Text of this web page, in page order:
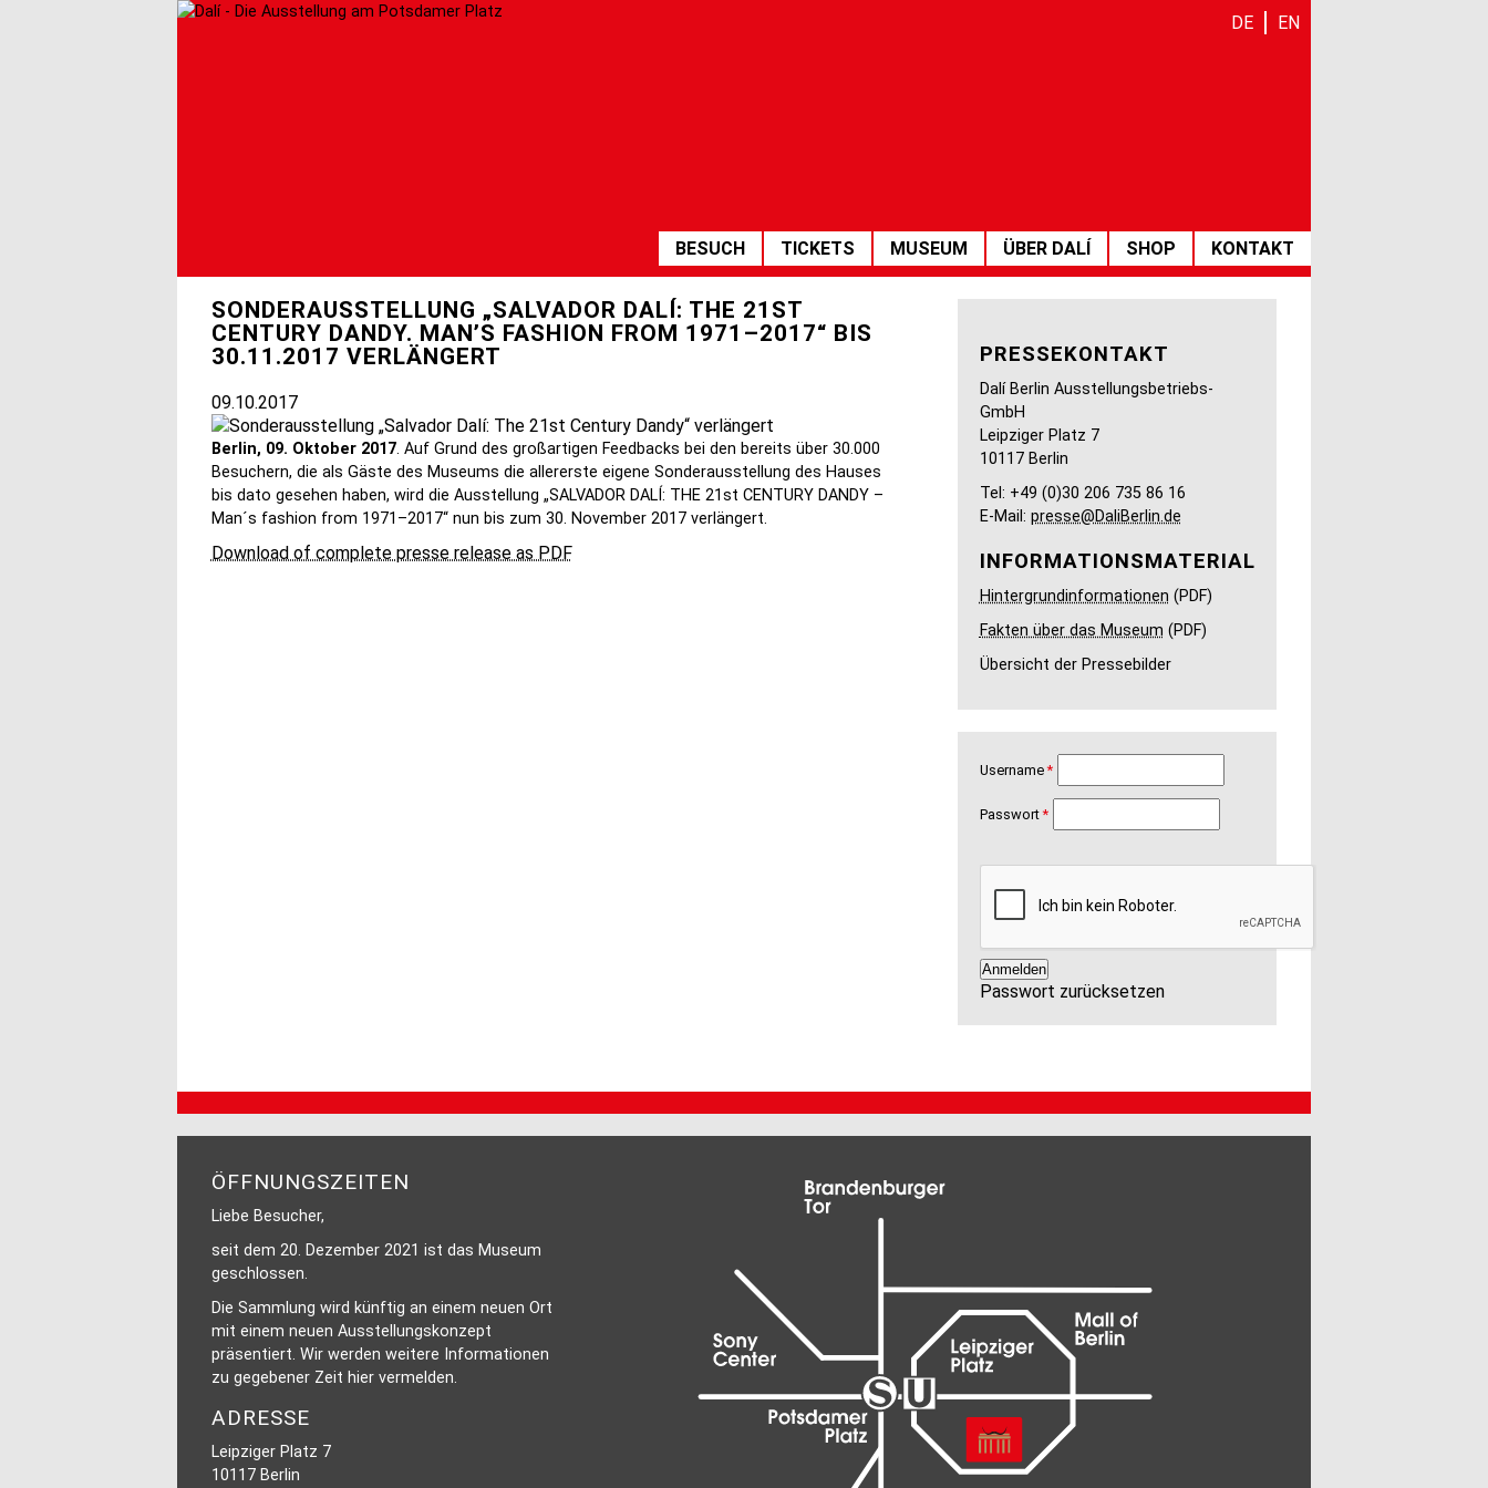
Direkt
DE EN
HAUPTNAVIGATION
BESUCH TICKETS MUSEUM ÜBER DALÍ SHOP KONTAKT
SONDERAUSSTELLUNG „SALVADOR DALÍ: THE 21ST
CENTURY DANDY. MAN’S FASHION FROM 1971–2017“ BIS
30.11.2017 VERLÄNGERT
09.10.2017
Berlin, 09. Oktober 2017. Auf Grund des großartigen Feedbacks bei den bereits über 30.000
Besuchern, die als Gäste des Museums die allererste eigene Sonderausstellung des Hauses
bis dato gesehen haben, wird die Ausstellung „SALVADOR DALÍ: THE 21st CENTURY DANDY –
Man´s fashion from 1971–2017“ nun bis zum 30. November 2017 verlängert.
Download of complete presse release as PDF
PRESSEKONTAKT
Dalí Berlin Ausstellungsbetriebs-
GmbH
Leipziger Platz 7
10117 Berlin
Tel: +49 (0)30 206 735 86 16
E-Mail: presse@DaliBerlin.de
INFORMATIONSMATERIAL
Hintergrundinformationen (PDF)
Fakten über das Museum (PDF)
Übersicht der Pressebilder
Username
Passwort
Passwort zurücksetzen
ÖFFNUNGSZEITEN
Liebe Besucher,
seit dem 20. Dezember 2021 ist das Museum
geschlossen.
Die Sammlung wird künftig an einem neuen Ort
mit einem neuen Ausstellungskonzept
präsentiert. Wir werden weitere Informationen
zu gegebener Zeit hier vermelden.
ADRESSE
Leipziger Platz 7
10117 Berlin